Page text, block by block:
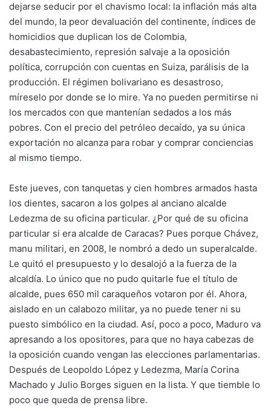
dejarse seducir por el chavismo local: la inflación más alta
del mundo, la peor devaluación del continente, índices de
homicidios que duplican los de Colombia,
desabastecimiento, represión salvaje a la oposición
política, corrupción con cuentas en Suiza, parálisis de la
producción. El régimen bolivariano es desastroso,
míreselo por donde se lo mire. Ya no pueden permitirse ni
los mercados con que mantenían sedados a los más
pobres. Con el precio del petróleo decaído, ya su única
exportación no alcanza para robar y comprar conciencias
al mismo tiempo.
Este jueves, con tanquetas y cien hombres armados hasta
los dientes, sacaron a los golpes al anciano alcalde
Ledezma de su oficina particular. ¿Por qué de su oficina
particular si era alcalde de Caracas? Pues porque Chávez,
manu militari, en 2008, le nombró a dedo un superalcalde.
Le quitó el presupuesto y lo desalojó a la fuerza de la
alcaldía. Lo único que no pudo quitarle fue el título de
alcalde, pues 650 mil caraqueños votaron por él. Ahora,
aislado en un calabozo militar, ya no puede tener ni su
puesto simbólico en la ciudad. Así, poco a poco, Maduro va
apresando a los opositores, para que no haya cabezas de
la oposición cuando vengan las elecciones parlamentarias.
Después de Leopoldo López y Ledezma, María Corina
Machado y Julio Borges siguen en la lista. Y que tiemble lo
poco que queda de prensa libre.